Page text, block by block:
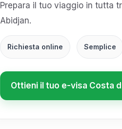
Prepara il tuo viaggio in tutta
Abidjan.
Richiesta online Semplice
Ottieni il tuo e-visa Costa